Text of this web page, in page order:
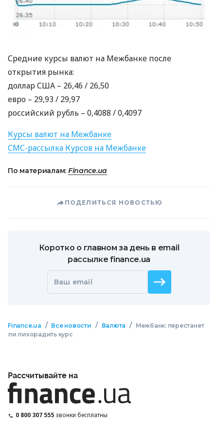
Средние курсы валют на Межбанке после
открытия рынка:
долларСША – 26,46 / 26,50
евро – 29,93 / 29,97
российский рубль – 0,4088 / 0,4097
Курсы валют на Межбанке
СМС-рассылка Курсов на Межбанке
По материалам: Finance.ua
ПОДЕЛИТЬСЯ НОВОСТЬЮ
Коротко о главном за день в email
рассылке finance.ua
Ваш email
Finance.ua / Все новости / Валюта /
Межбанк: перестанет
ли лихорадить курс
Рассчитывайте на
0 800 307 555 звонки бесплатны